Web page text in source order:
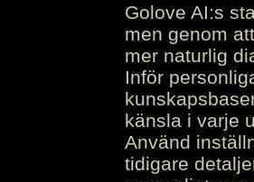
Golove AI:s
men genom
mer naturlig
Inför
känsla i varje
Använd
tidigare